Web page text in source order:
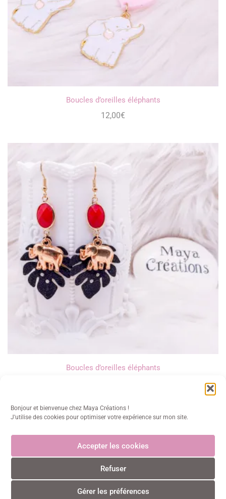
Bonjour et bienvenue chez Maya Créations !
J'utilise des cookies pour optimiser votre expérience sur mon site.
Accepter les cookies
Refuser
Gérer les préférences
Boucles d’oreilles éléphants
12,00€
Boucles d’oreilles éléphants
Maya Créations
info@mayacreations.fr CGU•CGV•Politique de confidentialité•Politique des
Mentions légales© Maya Créations • Tous droits réservés • 2024